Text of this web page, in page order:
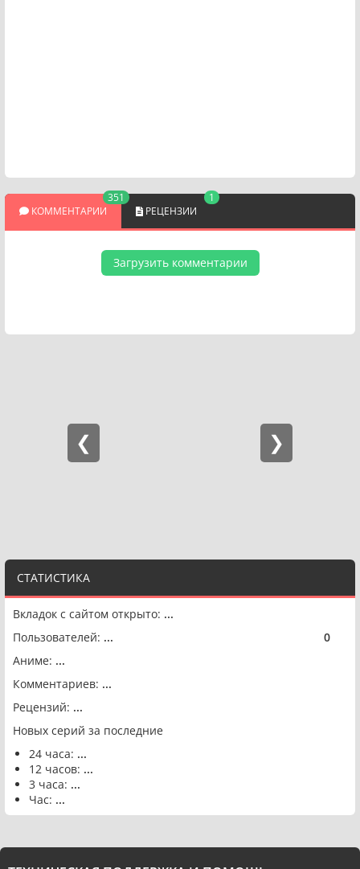
СТАТИСТИКА
Вкладок с сайтом открыто: ...
Пользователей: ... 0
Аниме: ...
Комментариев: ...
Рецензий: ...
Новых серий за последние
24 часа: ...
12 часов: ...
3 часа: ...
Час: ...
КОММЕНТАРИИ
351
РЕЦЕНЗИИ
1
Загрузить комментарии